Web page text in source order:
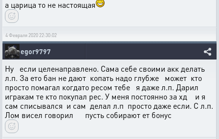
а царица то не настоящая
4 Февраля 2020 22:30:02
egor9797
Ну если целенаправлено. Сама себе своими акк делать
л.п. За ето бан не дают копать надо глубже может кто
просто помагал когдато ресом тебе я даже л.п. Дарил
игракам те кто покупал рес. У меня постоянно за хд и я
сам списывался и сам делал л.п просто даже если. С л.п.
Лом висел говорил пусть собирают ет бонус